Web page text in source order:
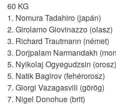
60 KG
1. Nomura Tadahiro (japán)
2. Girolamo Giovinazzo (olasz)
3. Richard Trautmann (német)
3. Dorjpalam Narmandakh
5. Nyikolaj Ogyegudzsin (orosz)
5. Natik Bagirov (fehérorosz)
7. Giorgi Vazagasvili (görög)
7. Nigel Donohue (brit)